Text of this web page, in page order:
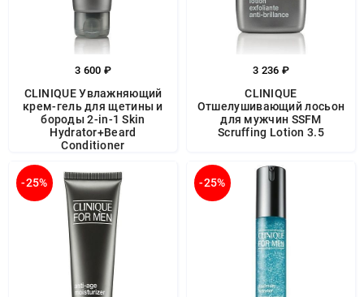
3 600 ₽
CLINIQUE Увлажняющий
крем-гель для щетины и
бороды 2-in-1 Skin
Hydrator+Beard
Conditioner
3 236 ₽
CLINIQUE
Отшелушивающий лосьон
для мужчин SSFM
Scruffing Lotion 3.5
-25% -25%